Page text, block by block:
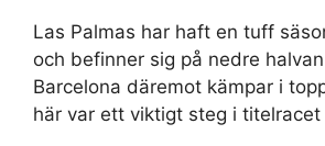
Las Palmas har haft en tuff
och befinner sig på nedre
Barcelona däremot kämpar i
här var ett viktigt steg i titelracet